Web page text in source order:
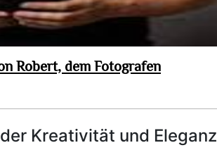
Robert, dem Fotografen
Kreativität und Eleganz